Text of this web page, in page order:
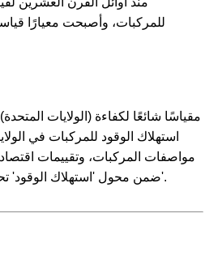
للمركبات، وأصبحت معيارًا
استهلاك الوقود للمركبات في
مواصفات المركبات، وتقييمات اقتصاد
ضمن محول 'استهلاك الوقود' تحت فئة 'المحولات الشائعة'.